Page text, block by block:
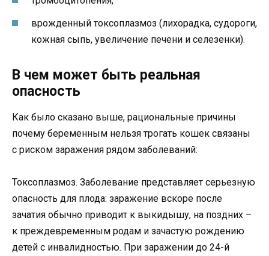
врожденный токсоплазмоз (лихорадка, судороги,
кожная сыпь, увеличение печени и селезенки).
В чем может быть реальная
опасность
Как было сказано выше, рациональные причины
почему беременным нельзя трогать кошек связаны
с риском заражения рядом заболеваний:
Токсоплазмоз. Заболевание представляет серьезную
опасность для плода: заражение вскоре после
зачатия обычно приводит к выкидышу, на поздних –
к преждевременным родам и зачастую рождению
детей с инвалидностью. При заражении до 24-й